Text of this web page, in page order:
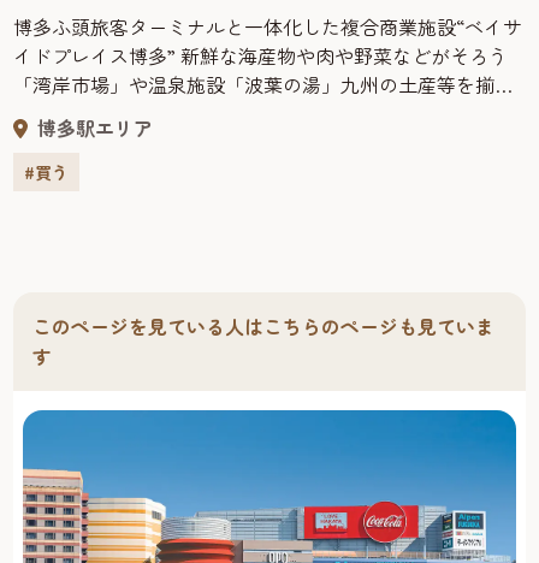
博多ふ頭旅客ターミナルと一体化した複合商業施設“ベイサ
イドプレイス博多” 新鮮な海産物や肉や野菜などがそろう
「湾岸市場」や温泉施設「波葉の湯」九州の土産等を揃え
た各ショップがあり、人気のキャラクターとタイアップし
たキャラクターカフェなど１日中楽しめる施設です。 直径
9ｍ、高さ8ｍのダイナミックな水槽には、存在感あふれる
いるのだ。高さ70ｍの展望室から眺める港湾風景は、スク
リーンの中の美しい映像のように、心をときめかせてくれ
るはず。 【営業時間】10：00～22：00(入場は20分前まで)
◆ベイサイドミュージアム 博多ポートタワー下にある学習
施設。博多港の役割を解説パネルや模型などで楽しく分か
りやすく教えてくれる。ここから博多ポートタワーへ進も
う。 【営業時間】10：00～17：00(入場は20分前まで) 【休
館日】なし 【入館料】無料 問い合わせ：092-282-5811
博多駅エリア
#買う
このページを見ている人はこちらのページも見ていま
す